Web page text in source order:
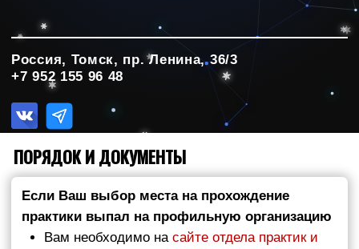
практики выпал на профильную организацию
сайте отдела практик и
трудоустройстваскачать шаблон договора и
внести свои данные. Распечатать дорогор
необходимо в режиме двусторонней
печати на листе.
заполнить отдельные пункты, например:
затрудняетесь вписать точные сроки
практики, на основе какого документа
действует руководитель организации - базы
практики и т.д. Оставьте пустое место, потом
можно будет вписать от руки.
экземплярах необходимо подписать в
организации, затем в отделе практик и